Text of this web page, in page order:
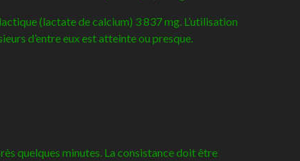
(lactate de calcium) 3 837 mg. L’utilisation
d’entre eux est atteinte ou presque.
quelques minutes. La consistance doit être